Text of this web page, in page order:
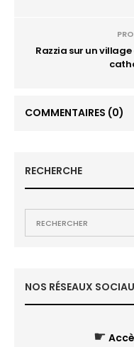
Razzia sur un village
COMMENTAIRES (0)
RECHERCHE
NOS RÉSEAUX
☛